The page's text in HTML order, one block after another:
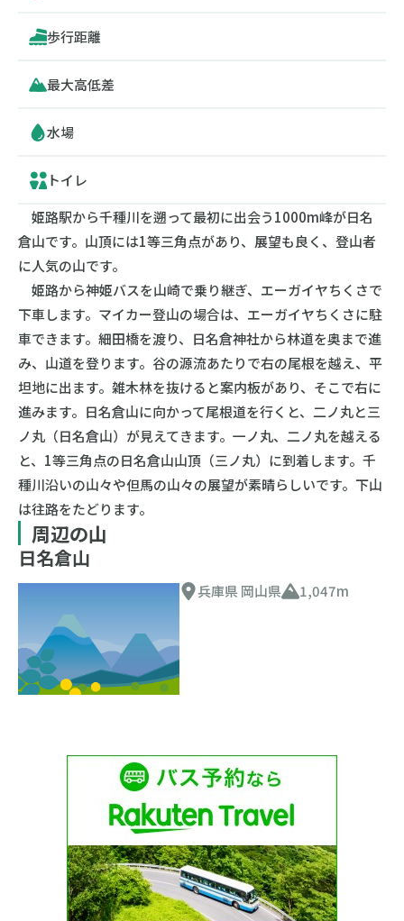
歩行距離
最大高低差
水場
トイレ
姫路駅から千種川を遡って最初に出会う1000m峰が日名
倉山です。山頂には1等三角点があり、展望も良く、登山者
に人気の山です。
姫路から神姫バスを山崎で乗り継ぎ、エーガイヤちくさで
下車します。マイカー登山の場合は、エーガイヤちくさに駐
車できます。細田橋を渡り、日名倉神社から林道を奥まで進
み、山道を登ります。谷の源流あたりで右の尾根を越え、平
坦地に出ます。雑木林を抜けると案内板があり、そこで右に
進みます。日名倉山に向かって尾根道を行くと、二ノ丸と三
ノ丸（日名倉山）が見えてきます。一ノ丸、二ノ丸を越える
と、1等三角点の日名倉山山頂（三ノ丸）に到着します。千
種川沿いの山々や但馬の山々の展望が素晴らしいです。下山
は往路をたどります。
周辺の山
日名倉山
兵庫県 岡山県 1,047m